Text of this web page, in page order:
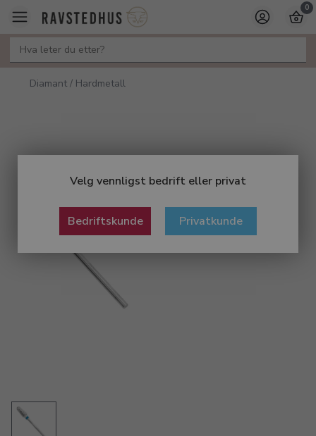
Velg vennligst bedrift eller privat
Bedriftskunde Privatkunde
0
Diamant / Hardmetall